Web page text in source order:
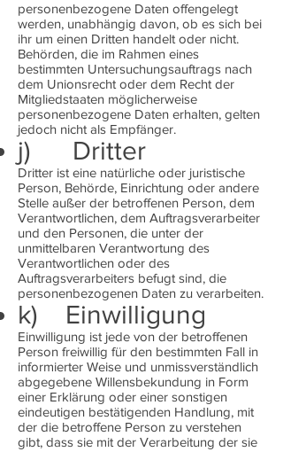
personenbezogene Daten offengelegt
werden, unabhängig davon, ob es sich bei
ihr um einen Dritten handelt oder nicht.
Behörden, die im Rahmen eines
bestimmten Untersuchungsauftrags nach
dem Unionsrecht oder dem Recht der
Mitgliedstaaten möglicherweise
personenbezogene Daten erhalten, gelten
jedoch nicht als Empfänger.
j) Dritter
Dritter ist eine natürliche oder juristische
Person, Behörde, Einrichtung oder andere
Stelle außer der betroffenen Person, dem
Verantwortlichen, dem Auftragsverarbeiter
und den Personen, die unter der
unmittelbaren Verantwortung des
Verantwortlichen oder des
Auftragsverarbeiters befugt sind, die
personenbezogenen Daten zu verarbeiten.
k) Einwilligung
Einwilligung ist jede von der betroffenen
Person freiwillig für den bestimmten Fall in
informierter Weise und unmissverständlich
abgegebene Willensbekundung in Form
einer Erklärung oder einer sonstigen
eindeutigen bestätigenden Handlung, mit
der die betroffene Person zu verstehen
gibt, dass sie mit der Verarbeitung der sie